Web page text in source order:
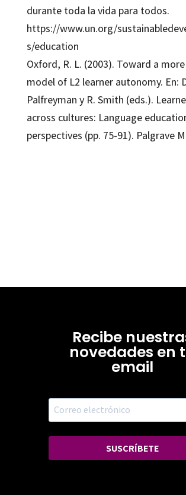
durante toda la vida para todos.
https://www.un.org/
s/education
Oxford, R. L. (2003). Toward a
model of L2 learner autonomy. En:
Palfreyman y R. Smith (eds.).
across cultures: Language
perspectives (pp. 75-91). Palgrave
Recibe
novedades en
email
SUSCRÍBETE